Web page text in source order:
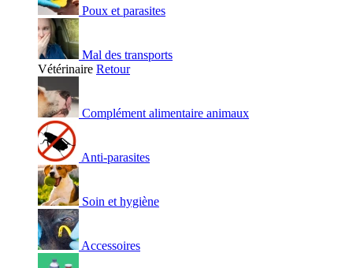
Poux et parasites
Mal des transports
Vétérinaire Retour
Complément alimentaire animaux
Anti-parasites
Soin et hygiène
Accessoires